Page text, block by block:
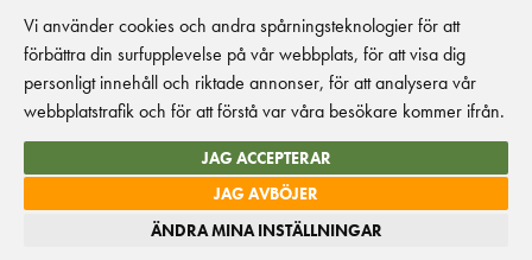
Vi använder cookies och andra spårningsteknologier för att
förbättra din surfupplevelse på vår webbplats, för att visa dig
personligt innehåll och riktade annonser, för att analysera vår
webbplatstrafik och för att förstå var våra besökare kommer ifrån.
JAG ACCEPTERAR
JAG AVBÖJER
ÄNDRA MINA INSTÄLLNINGAR
© Kakelspecialisten Projekt 2026